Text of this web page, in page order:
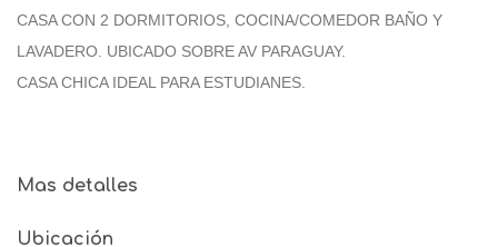
CASA CON 2 DORMITORIOS, COCINA/COMEDOR BAÑO Y
LAVADERO. UBICADO SOBRE AV PARAGUAY.
CASA CHICA IDEAL PARA ESTUDIANES.
Mas detalles
Ubicación